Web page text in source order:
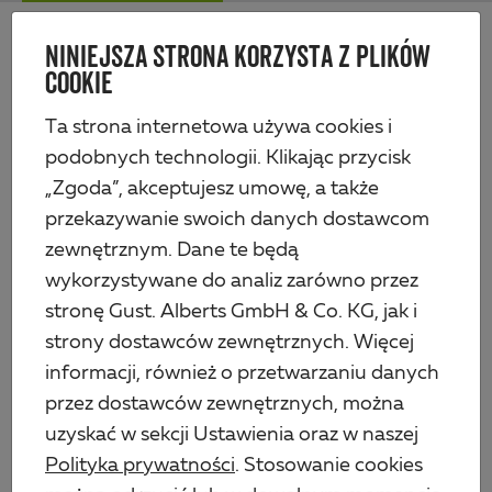
NINIEJSZA STRONA KORZYSTA Z PLIKÓW
COOKIE
Ta strona internetowa używa cookies i
podobnych technologii. Klikając przycisk
„Zgoda”, akceptujesz umowę, a także
przekazywanie swoich danych dostawcom
zewnętrznym. Dane te będą
wykorzystywane do analiz zarówno przez
stronę Gust. Alberts GmbH & Co. KG, jak i
strony dostawców zewnętrznych. Więcej
informacji, również o przetwarzaniu danych
przez dostawców zewnętrznych, można
uzyskać w sekcji Ustawienia oraz w naszej
Polityka prywatności. Stosowanie cookies
Skip
content
Alberts
Produkty Profile i blachy